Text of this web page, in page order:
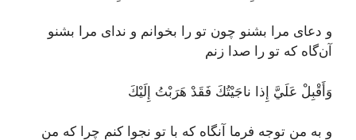
و دعای مرا بشنو چون تو را بخوانم و ندای مرا بشنو
آن‌گاه که تو را صدا زنم
وَأَقْبِلْ عَلَيَّ إِذا ناجَيْتُكَ فَقَدْ هَرَبْتُ إِلَيْكَ
و به من توجه فرما آنگاه که با تو نجوا کنم چرا که من